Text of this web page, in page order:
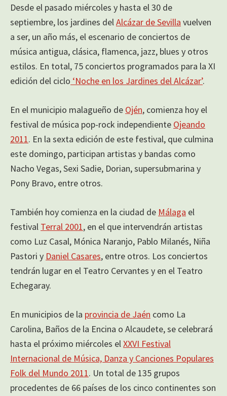
e
r
e
Desde el pasado miércoles y hasta el 30 de
septiembre, los jardines delAlcázar de Sevilla vuelven
a ser, un año más, el escenario de conciertos de
música antigua, clásica, flamenca, jazz, blues y otros
estilos. En total, 75 conciertos programados para la XI
edición del ciclo ‘Noche en los Jardines del Alcázar’.
En el municipio malagueño de Ojén, comienza hoy el
festival de música pop-rock independiente Ojeando
2011. En la sexta edición de este festival, que culmina
este domingo, participan artistas y bandas como
Nacho Vegas, Sexi Sadie, Dorian, supersubmarina y
Pony Bravo, entre otros.
También hoy comienza en la ciudad de Málaga el
festival Terral 2001, en el que intervendrán artistas
como Luz Casal, Mónica Naranjo, Pablo Milanés, Niña
Pastori y Daniel Casares, entre otros. Los conciertos
tendrán lugar en el Teatro Cervantes y en el Teatro
Echegaray.
En municipios de la provincia de Jaén como La
Carolina, Baños de la Encina o Alcaudete, se celebrará
hasta el próximo miércoles elXXVI Festival
Internacional de Música, Danza y Canciones Populares
Folk del Mundo 2011. Un total de 135 grupos
procedentes de 66 países de los cinco continentes son